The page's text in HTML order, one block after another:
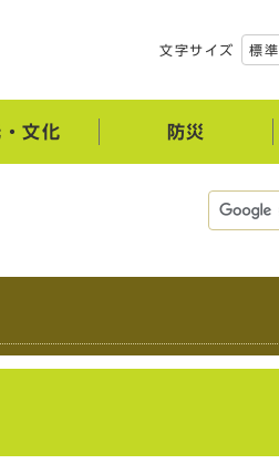
文字サイズ 標準
文化 防災